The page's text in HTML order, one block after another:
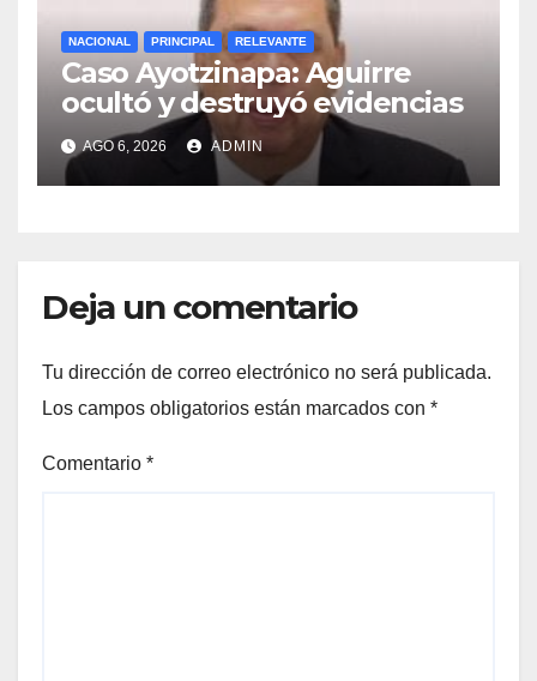
NACIONAL PRINCIPAL RELEVANTE
Caso Ayotzinapa: Aguirre
ocultó y destruyó evidencias
AGO 6, 2026 ADMIN
Deja un comentario
Tu dirección de correo electrónico no será publicada.
Los campos obligatorios están marcados con *
Comentario *